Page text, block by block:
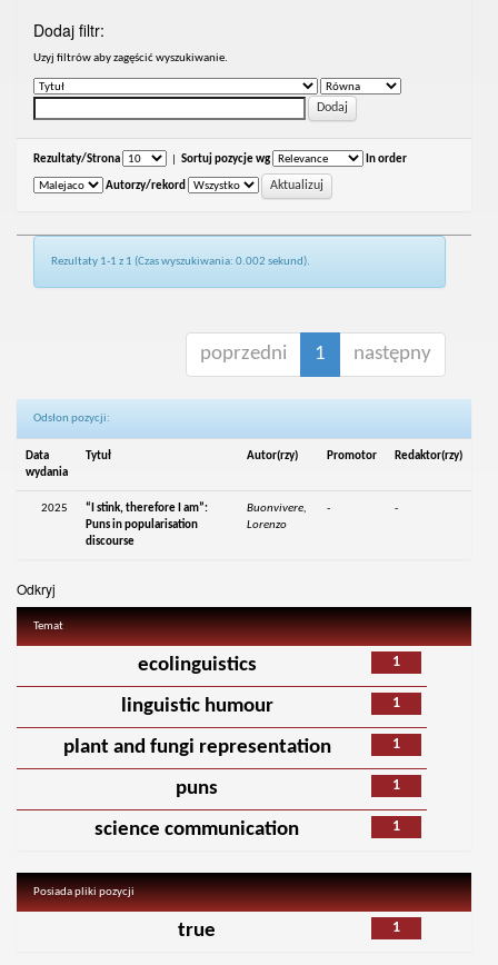
Dodaj filtr:
Uzyj filtrów aby zagęścić wyszukiwanie.
Rezultaty/Strona Sortuj pozycje wg In order
Autorzy/rekord
Rezultaty 1-1 z 1 (Czas wyszukiwania: 0.002 sekund).
poprzedni 1 następny
Odsłon pozycji:
Data
wydania
Tytuł Autor(rzy) Promotor Redaktor(rzy)
2025
“I stink, therefore I am”:
Puns in popularisation
discourse
Buonvivere,
Lorenzo
- -
Odkryj
Temat
1
ecolinguistics
1
linguistic humour
1
plant and fungi representation
1
puns
1
science communication
Posiada pliki pozycji
1
true